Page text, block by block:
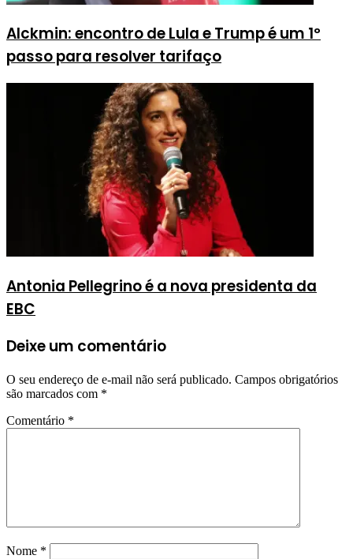
Alckmin: encontro de Lula e Trump é um 1º
passo para resolver tarifaço
Antonia Pellegrino é a nova presidenta da
EBC
Deixe um comentário
O seu endereço de e-mail não será publicado. Campos obrigatórios
são marcados com *
Comentário *
Nome *